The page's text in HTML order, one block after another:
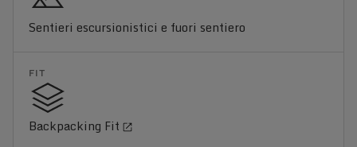
Sentieri escursionistici e fuori sentiero
FIT
Backpacking Fit